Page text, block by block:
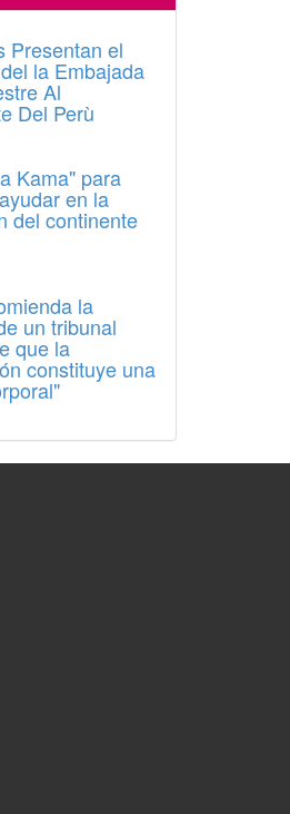
Presentan el
la Embajada
Al
Del Perù
Kama" para
en la
del continente
la
un tribunal
que la
constituye una